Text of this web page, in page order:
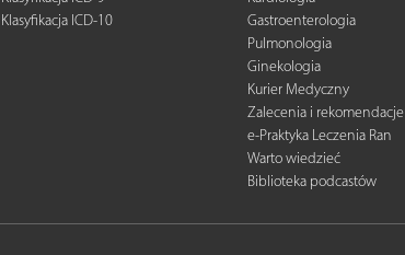
Klasyfikacja ICD-10
Gastroenterologia
Pulmonologia
Ginekologia
Kurier Medyczny
Zalecenia i rekomendacje
e-Praktyka Leczenia Ran
Warto wiedzieć
Biblioteka podcastów